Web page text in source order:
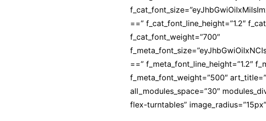
==” f_cat_font_line_height=”1.2″
f_cat_font_weight=”700″
==” f_meta_font_line_height=”1.2″
f_meta_font_weight=”500″
all_modules_space=”30″
flex-turntables”